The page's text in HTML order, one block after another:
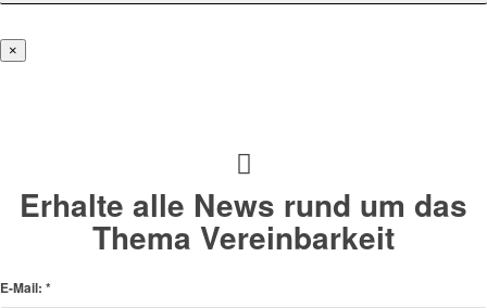
×
Erhalte alle News rund um das
Thema Vereinbarkeit
E-Mail: *